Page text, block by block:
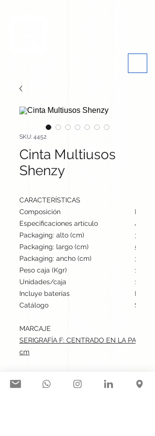
SKU: 4452
Cinta Multiusos
Shenzy
CARACTERÍSTICAS
Composición
Especificaciones artículo
46
Packaging: alto (cm)
34
Packaging: largo (cm)
54
Packaging: ancho (cm)
32
Peso caja (Kgr)
13
Unidades/caja
1000
Incluye baterías
No
Catálogo
Stock
MARCAJE
SERIGRAFÍA F: CENTRADO EN LA PARTE
cm